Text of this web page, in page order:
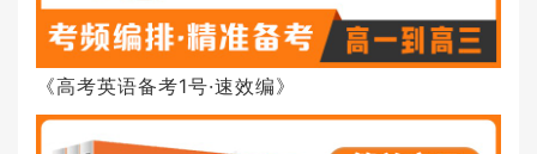
《高考英语备考1号·速效编》